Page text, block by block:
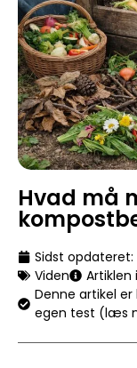
Hvad må
Sidst opdateret:
Viden
Artiklen
Denne artikel
egen test (læs